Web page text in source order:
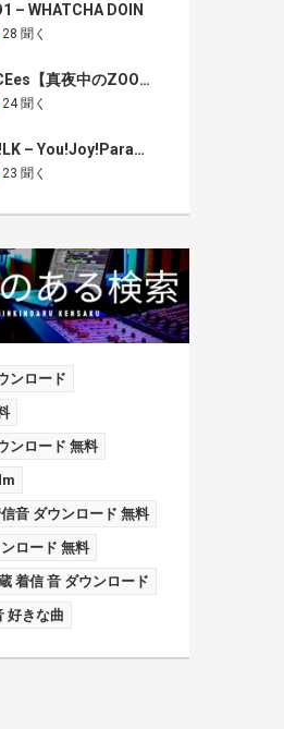
– WHATCHA DOIN
28 聞く
ACEes【真夜中のZOO】
24 聞く
M!LK – You!Joy!Parade!
23 聞く
ンロード
ンロード 無料
音 ダウンロード 無料
ロード 無料
着信 音 ダウンロード
好きな曲